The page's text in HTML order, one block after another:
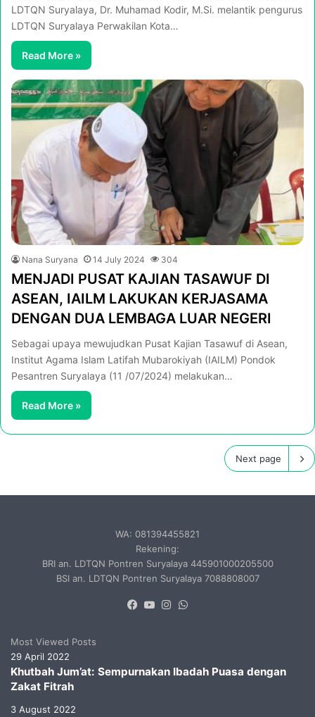
LDTQN Suryalaya, Dr. Muhamad Kodir, M.Si. melantik pengurus
LDTQN Suryalaya Perwakilan Kota…
Read More »
Nana Suryana 14 July 2024 304
MENJADI PUSAT KAJIAN TASAWUF DI
ASEAN, IAILM LAKUKAN KERJASAMA
DENGAN DUA LEMBAGA LUAR NEGERI
Sebagai upaya mewujudkan Pusat Kajian Tasawuf di Asean,
Institut Agama Islam Latifah Mubarokiyah (IAILM) Pondok
Pesantren Suryalaya (11 /07/2024) melakukan…
Read More »
Next page
WA: 081394455821
Rekening:
BRI an. LDTQN Pontren Suryalaya 445901000205500
BSI an. LDTQN Pontren Suryalaya 7088808007
Facebook
YouTubeInstagram
Most Viewed Posts
29 April 2022
Khutbah Jum’at: Sempurnakan Ibadah Puasa dengan
Zakat Fitrah
3 August 2022